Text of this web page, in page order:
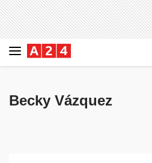
Becky Vázquez